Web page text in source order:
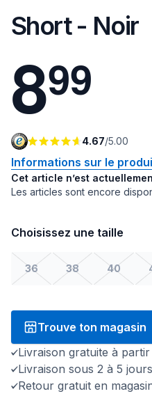
Short - Noir
899
4.67/5.00
Informations sur le
Cet article n’est
Les articles sont encore
Choisissez une taille
36 38 40
Trouve ton magasin
Livraison gratuite à
Livraison sous 2 à 5
Retour gratuit en